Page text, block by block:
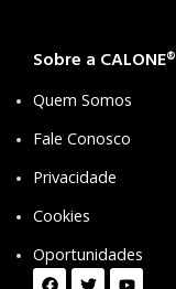
Sobre a CALONE®
Quem Somos
Fale Conosco
Privacidade
Cookies
Oportunidades